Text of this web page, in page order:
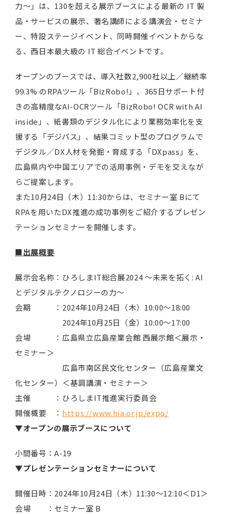
力～」は、130を超える展示ブースによる最新の IT 製
品・サービスの展示、著名講師による講演会・セミナ
ー、特設ステージイベント、同時開催イベントからな
る、西日本最大級の IT 総合イベントです。
オープンのブースでは、導入社数2,900社以上／継続率
99.3% のRPAツール「BizRobo!」、365日サポート付
きの高精度なAI-OCRツール「BizRobo! OCR with AI
inside」、紙書類のデジタル化により業務効率化を支
援する「デジパス」、結果コミット型のプログラムで
デジタル／DX人材を発掘・育成する「DXpass」を、
広島県内や中国エリアでの活用事例・デモを交えなが
らご提案します。
また10月24日（木）11:30からは、セミナー室 Bにて
RPAを用いたDX推進の成功事例をご紹介するプレゼン
テーションセミナーを開催します。
■出展概要
展示会名称：ひろしまIT総合展2024 ～未来を拓く: AI
とデジタルテクノロジーの力～
会期 ：2024年10月24日（木）10:00～18:00
2024年10月25日（金）10:00～17:00
会場 ：広島県立広島産業会館 西展示館＜展示・
セミナー＞
広島市南区民文化センター（広島産業文
化センター）＜基調講演・セミナー＞
主催 ：ひろしまIT推進実行委員会
開催概要 ： https://www.hia.or.jp/expo/
▼オープンの展示ブースについて
小間番号：A-19
▼プレゼンテーションセミナーについて
開催日時：2024年10月24日（木）11:30～12:10＜D1＞
会場 ：セミナー室 B